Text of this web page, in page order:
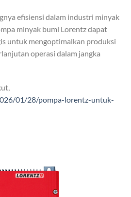
efisiensi dalam industri minyak
minyak bumi Lorentz dapat
untuk mengoptimalkan produksi
operasi dalam jangka
01/28/pompa-lorentz-untuk-